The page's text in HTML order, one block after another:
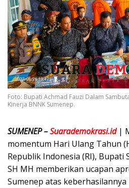
Foto: Bupati Achmad Fauzi Dalam
Kinerja BNNK Sumenep.
SUMENEP –Suarademokrasi.id|
momentum Hari Ulang Tahun
Republik Indonesia (RI), Bupati
SH MH memberikan ucapan
Sumenep atas